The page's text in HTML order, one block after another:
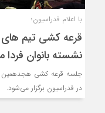
با اعلام فدراسیون؛
قرعه کشی تیم های
نشسته بانوان
جلسه قرعه کشی هجدهمین
در فدراسیون برگزار می‌شود.